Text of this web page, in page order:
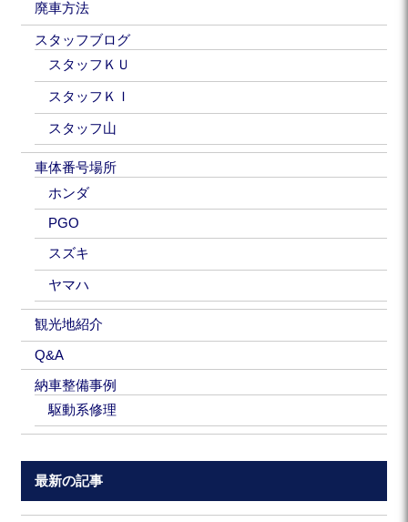
廃車方法
スタッフブログ
スタッフＫＵ
スタッフＫＩ
スタッフ山
車体番号場所
ホンダ
PGO
スズキ
ヤマハ
観光地紹介
Q&A
納車整備事例
駆動系修理
最新の記事